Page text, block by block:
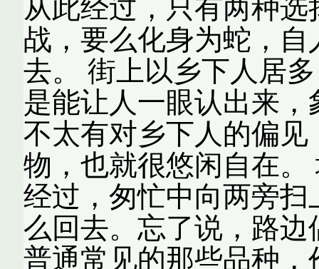
从此经过，只有两种
战，要么化身为蛇，
去。 街上以乡下人居
是能让人一眼认出来
不太有对乡下人的偏
物，也就很悠闲自在
经过，匆忙中向两旁
么回去。忘了说，路
普通常见的那些品种